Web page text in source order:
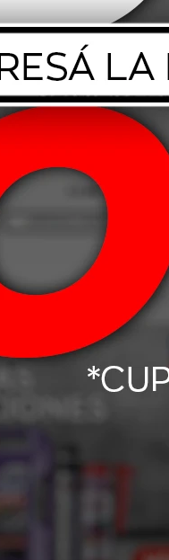
195/55 R15 85V Dunlop
125,00
98,00